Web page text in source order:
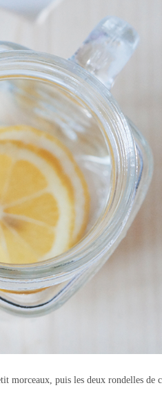
morceaux, puis les deux rondelles de